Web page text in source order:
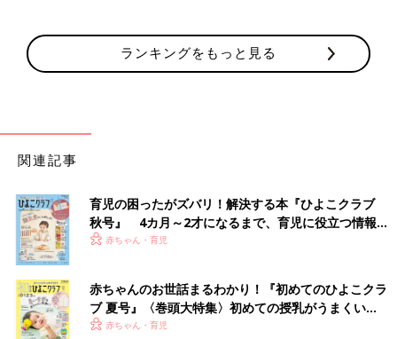
出典：Instagramアカウント「n_no_ie21」
n_no_ie21さんは、アノバ（ANOBA）ソフトクーラー 25L ライ
トグレーを購入。見た目もオシャレでカッコいい保冷バッグです
ランキングをもっと見る
関連記事
育児の困ったがズバリ！解決する本『ひよこクラブ
秋号』 4カ月～2才になるまで、育児に役立つ情報が
いっぱい！
赤ちゃん・育児
赤ちゃんのお世話まるわかり！『初めてのひよこクラ
ブ 夏号』〈巻頭大特集〉初めての授乳がうまくい
く！ おっぱい・ミルクの基本と夏のトラブル 解決テ
赤ちゃん・育児